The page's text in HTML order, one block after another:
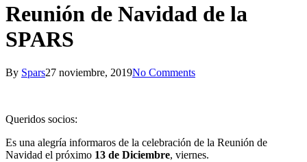
Reunión de Navidad de la
SPARS
By Spars27 noviembre, 2019No Comments
Queridos socios:
Es una alegría informaros de la celebración de la Reunión de
Navidad el próximo 13 de Diciembre, viernes.